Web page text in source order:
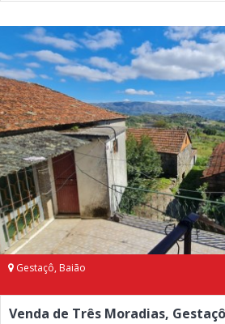
Gestaçô, Baião
Venda de Três Moradias,